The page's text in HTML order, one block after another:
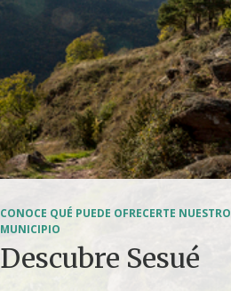
CONOCE QUÉ PUEDE OFRECERTE NUESTRO
MUNICIPIO
Descubre Sesué
Tierra de
aventuras